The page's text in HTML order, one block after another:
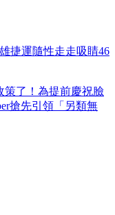
捷運隨性走走吸睛46
策了！為提前慶祝臉
搶先引領「另類無